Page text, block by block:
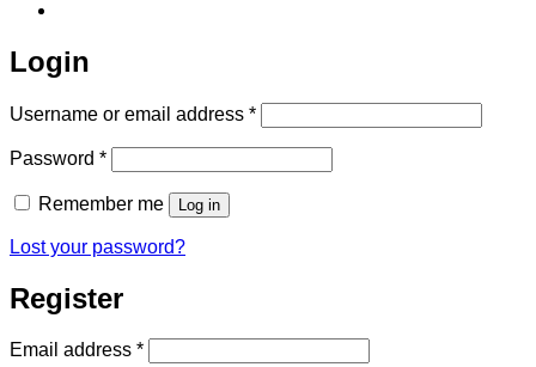
Login
Username or email address *Required
Password *Required
Remember me Log in
Lost your password?
Register
Email address *Required